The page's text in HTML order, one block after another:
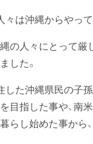
々は沖縄からやっ
の人々にとって厳
した。
した沖縄県民の子
目指した事や、南
らし始めた事から